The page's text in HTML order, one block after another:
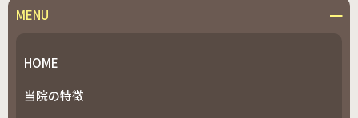
MENU
HOME
当院の特徴